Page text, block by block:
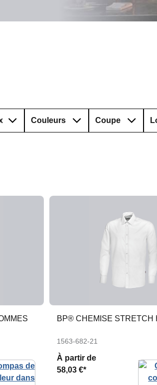
Couleurs Coupe
BP® CHEMISE STRETCH
1563-682-21
À partir de
58,03 €*